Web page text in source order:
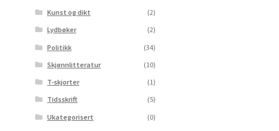
Kunst og dikt
(2)
Lydbøker
(2)
Politikk
(34)
Skjønnlitteratur
(10)
T-skjorter
(1)
Tidsskrift
(5)
Ukategorisert
(0)